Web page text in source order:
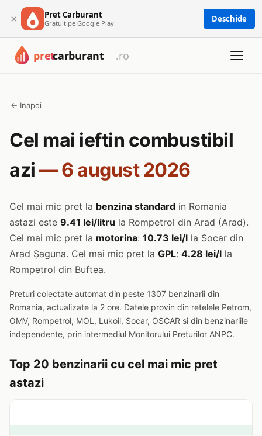
× Pret Carburant
Gratuit pe Google Play Deschide
← Inapoi
Cel mai ieftin combustibil
azi — 6 august 2026
Cel mai mic pret la benzina standard in Romania
astazi este 9.41 lei/litru la Rompetrol din Arad (Arad).
Cel mai mic pret la motorina: 10.73 lei/l la Socar din
Arad Șaguna. Cel mai mic pret la GPL: 4.28 lei/l la
Rompetrol din Buftea.
Preturi colectate automat din peste 1307 benzinarii din
Romania, actualizate la 2 ore. Datele provin din retelele Petrom,
OMV, Rompetrol, MOL, Lukoil, Socar, OSCAR si din benzinariile
independente, prin intermediul Monitorului Preturilor ANPC.
Top 20 benzinarii cu cel mai mic pret
astazi